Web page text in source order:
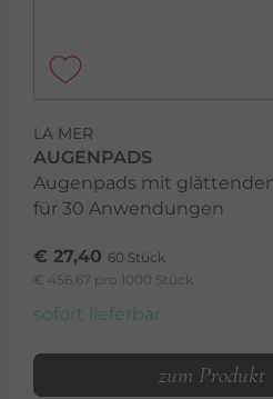
LA MER
AMPULLEN
Ampulle
LA MER
AUGENPADS
Augenpads mit
für 30 Anwendungen
€ 27,40 60 Stück
€ 456,67 pro 1000 Stück
sofort lieferbar
zum Produkt